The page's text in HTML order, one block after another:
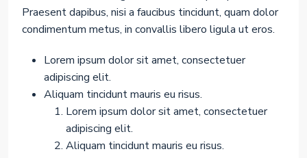
Praesent dapibus, nisi a faucibus tincidunt, quam dolor
condimentum metus, in convallis libero ligula ut eros.
Lorem ipsum dolor sit amet, consectetuer
adipiscing elit.
Aliquam tincidunt mauris eu risus.
Lorem ipsum dolor sit amet, consectetuer
adipiscing elit.
Aliquam tincidunt mauris eu risus.